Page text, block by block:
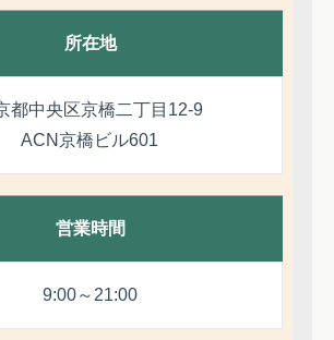
所在地
都中央区京橋二丁目12-9
ACN京橋ビル601
営業時間
9:00～21:00